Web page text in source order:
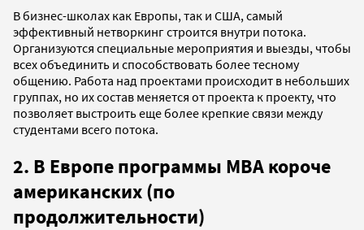
В бизнес-школах как Европы, так и США, самый
эффективный нетворкинг строится внутри потока.
Организуются специальные мероприятия и выезды, чтобы
всех объединить и способствовать более тесному
общению. Работа над проектами происходит в небольших
группах, но их состав меняется от проекта к проекту, что
позволяет выстроить еще более крепкие связи между
студентами всего потока.
2. В Европе программы MBA короче
американских (по
продолжительности)